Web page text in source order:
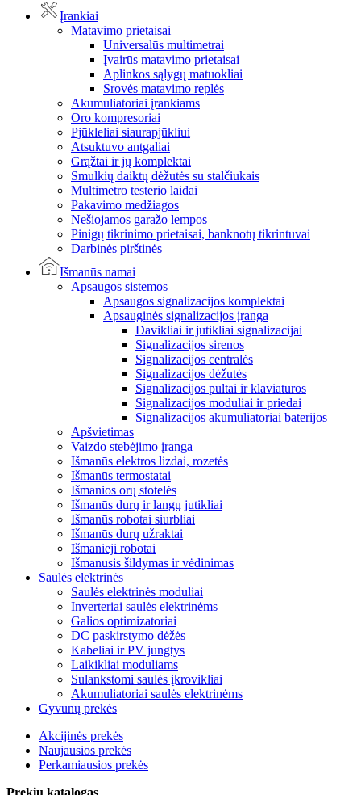
Įrankiai
Matavimo prietaisai
Universalūs multimetrai
Įvairūs matavimo prietaisai
Aplinkos sąlygų matuokliai
Srovės matavimo replės
Akumuliatoriai įrankiams
Oro kompresoriai
Pjūkleliai siaurapjūkliui
Atsuktuvo antgaliai
Grąžtai ir jų komplektai
Smulkių daiktų dėžutės su stalčiukais
Multimetro testerio laidai
Pakavimo medžiagos
Nešiojamos garažo lempos
Pinigų tikrinimo prietaisai, banknotų tikrintuvai
Darbinės pirštinės
Išmanūs namai
Apsaugos sistemos
Apsaugos signalizacijos komplektai
Apsauginės signalizacijos įranga
Davikliai ir jutikliai signalizacijai
Signalizacijos sirenos
Signalizacijos centralės
Signalizacijos dėžutės
Signalizacijos pultai ir klaviatūros
Signalizacijos moduliai ir priedai
Signalizacijos akumuliatoriai baterijos
Apšvietimas
Vaizdo stebėjimo įranga
Išmanūs elektros lizdai, rozetės
Išmanūs termostatai
Išmanios orų stotelės
Išmanūs durų ir langų jutikliai
Išmanūs robotai siurbliai
Išmanūs durų užraktai
Išmanieji robotai
Išmanusis šildymas ir vėdinimas
Saulės elektrinės
Saulės elektrinės moduliai
Inverteriai saulės elektrinėms
Galios optimizatoriai
DC paskirstymo dėžės
Kabeliai ir PV jungtys
Laikikliai moduliams
Sulankstomi saulės įkrovikliai
Akumuliatoriai saulės elektrinėms
Gyvūnų prekės
Akcijinės prekės
Naujausios prekės
Perkamiausios prekės
Prekių katalogas